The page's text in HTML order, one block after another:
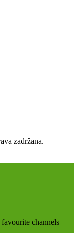
zadržana.
channels